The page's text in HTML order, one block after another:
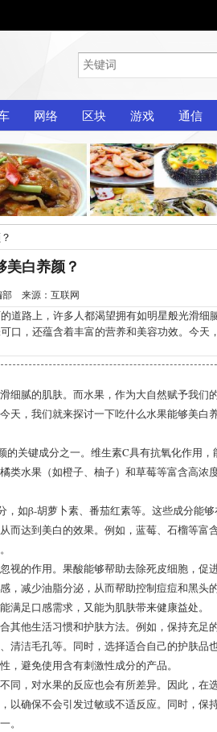
网络 区块 游戏 通信
美白养颜？
部 来源：互联网
路上，许多人都渴望拥有如明星般光滑细
口，还蕴含着丰富的营养和美容功效。今天
细腻的肌肤。而水果，作为大自然赋予我们
天，我们就来探讨一下吃什么水果能够美白
关键成分之一。维生素C具有抗氧化作用，
类水果（如橙子、柚子）和草莓等富含高浓
如β-胡萝卜素、番茄红素等。这些成分能够
而达到美白的效果。例如，蓝莓、石榴等富
视的作用。果酸能够帮助去除死皮细胞，促
，减少油脂分泌，从而帮助控制痘痘和黑头
足口感需求，又能为肌肤带来健康益处。
其他生活习惯和护肤方法。例如，保持充足
清洁毛孔等。同时，选择适合自己的护肤品
，避免使用含有刺激性成分的产品。
同，对水果的反应也会有所差异。因此，在
以确保不会引发过敏或不适反应。同时，保
。